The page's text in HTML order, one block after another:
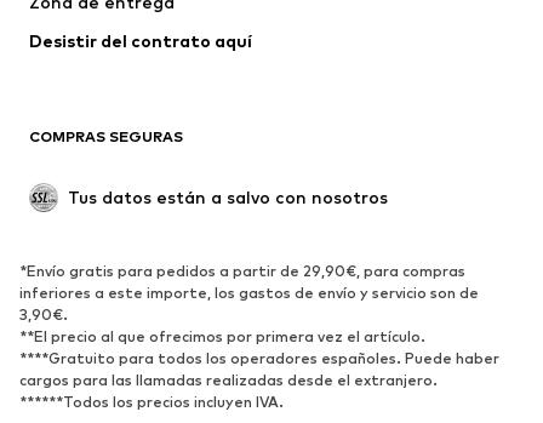
Ropa de baño
Nuevo
Tendencia
Zapatos bajos
Zapatos deportivos
Zapatos abiertos
DEPORTE
Ropa deportiva
Disciplinas deportivas
Desistir del contrato aquí
COMPRAS SEGURAS
Tus datos están a salvo con nosotros
*Envío gratis para pedidos a partir de 29,90€, para compras
inferiores a este importe, los gastos de envío y servicio son de
3,90€.
**El precio al que ofrecimos por primera vez el artículo.
****Gratuito para todos los operadores españoles. Puede haber
cargos para las llamadas realizadas desde el extranjero.
******Todos los precios incluyen IVA.